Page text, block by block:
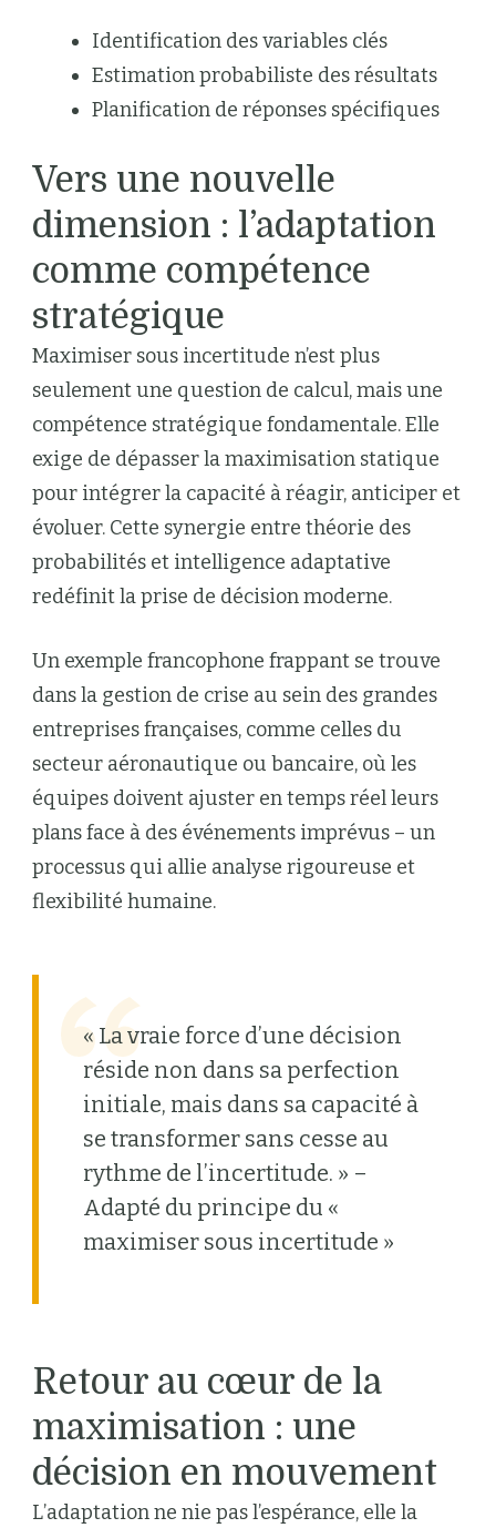
Identification des variables clés
Estimation probabiliste des résultats
Planification de réponses spécifiques
Vers une nouvelle
dimension : l’adaptation
comme compétence
stratégique
Maximiser sous incertitude n’est plus
seulement une question de calcul, mais une
compétence stratégique fondamentale. Elle
exige de dépasser la maximisation statique
pour intégrer la capacité à réagir, anticiper et
évoluer. Cette synergie entre théorie des
probabilités et intelligence adaptative
redéfinit la prise de décision moderne.
Un exemple francophone frappant se trouve
dans la gestion de crise au sein des grandes
entreprises françaises, comme celles du
secteur aéronautique ou bancaire, où les
équipes doivent ajuster en temps réel leurs
plans face à des événements imprévus – un
processus qui allie analyse rigoureuse et
flexibilité humaine.
« La vraie force d’une décision
réside non dans sa perfection
initiale, mais dans sa capacité à
se transformer sans cesse au
rythme de l’incertitude. » –
Adapté du principe du «
maximiser sous incertitude »
Retour au cœur de la
maximisation : une
décision en mouvement
L’adaptation ne nie pas l’espérance, elle la